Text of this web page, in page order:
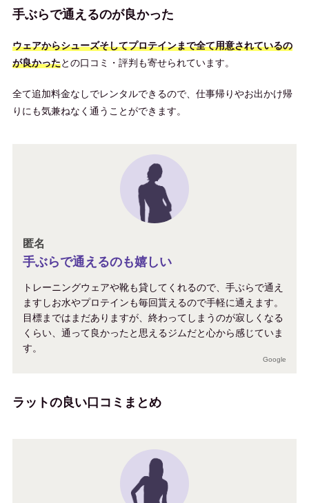
手ぶらで通えるのが良かった
ウェアからシューズそしてプロテインまで全て用意されているの
が良かったとの口コミ・評判も寄せられています。
全て追加料金なしでレンタルできるので、仕事帰りやお出かけ帰
りにも気兼ねなく通うことができます。
匿名
手ぶらで通えるのも嬉しい
トレーニングウェアや靴も貸してくれるので、手ぶらで通え
ますしお水やプロテインも毎回貰えるので手軽に通えます。
目標まではまだありますが、終わってしまうのが寂しくなる
くらい、通って良かったと思えるジムだと心から感じていま
す。
Google
ラットの良い口コミまとめ